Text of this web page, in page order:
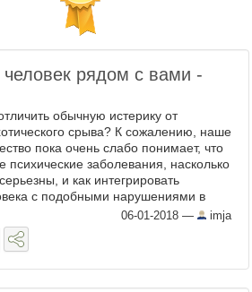
Фототоп
Видеотоп
человек рядом с вами -
обычную истерику от
срыва? К сожалению, наше
пока очень слабо понимает, что
психические заболевания, насколько
и как интегрировать
с подобными нарушениями в
Зачастую тяжело больных
не ведут к психиатрам, ...
06-01-2018 — imja